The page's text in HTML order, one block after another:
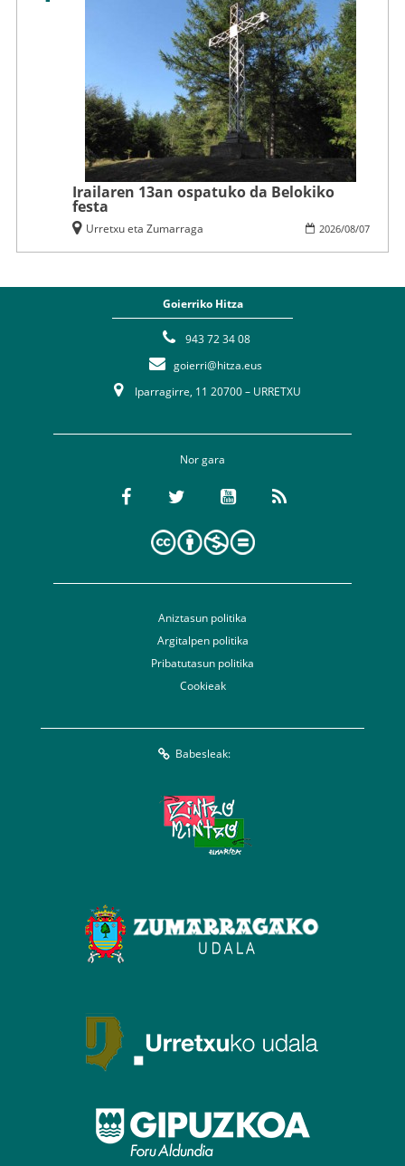
Irailaren 13an ospatuko da Belokiko
festa
2026/08/07
Urretxu eta Zumarraga
Goierriko Hitza
943 72 34 08
goierri@hitza.eus
Iparragirre, 11 20700 – URRETXU
Nor gara
Aniztasun politika
Argitalpen politika
Pribatutasun politika
Cookieak
Babesleak: